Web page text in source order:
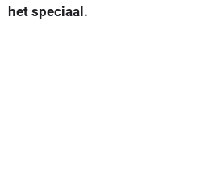
het speciaal.